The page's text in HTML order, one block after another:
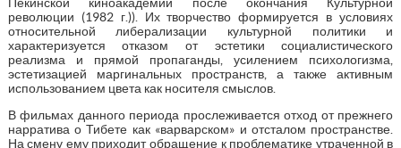
революции (1982 г.)). Их творчество формируется в условиях
относительной либерализации культурной политики и
характеризуется отказом от эстетики социалистического
реализма и прямой пропаганды, усилением психологизма,
эстетизацией маргинальных пространств, а также активным
использованием цвета как носителя смыслов.
В фильмах данного периода прослеживается отход от прежнего
нарратива о Тибете как «варварском» и отсталом пространстве.
На смену ему приходит обращение к проблематике утраченной в